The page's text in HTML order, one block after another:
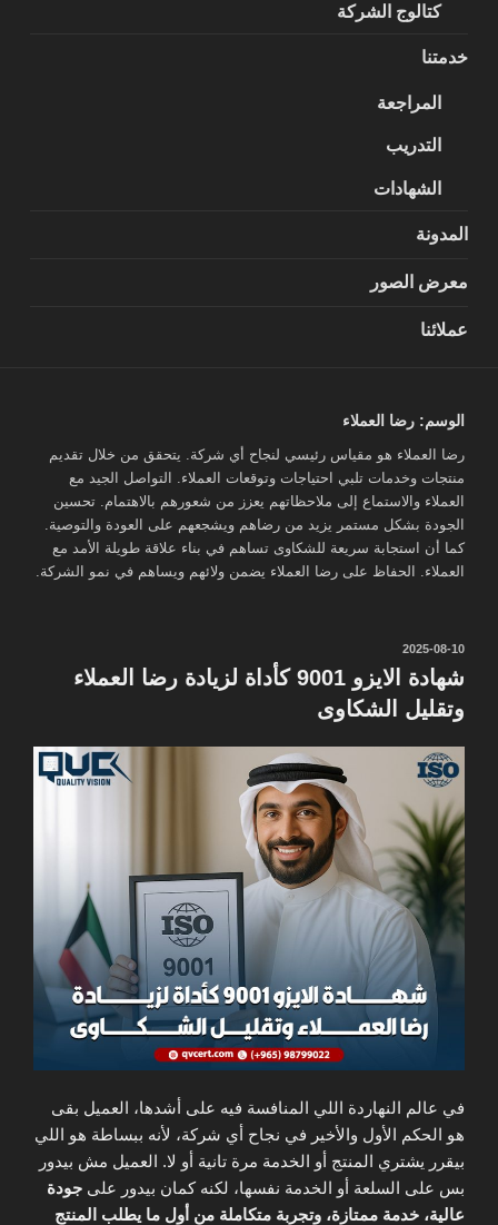
كتالوج الشركة
خدمتنا
المراجعة
التدريب
الشهادات
المدونة
معرض الصور
عملائنا
الوسم: رضا العملاء
رضا العملاء هو مقياس رئيسي لنجاح أي شركة. يتحقق من خلال تقديم
منتجات وخدمات تلبي احتياجات وتوقعات العملاء. التواصل الجيد مع
العملاء والاستماع إلى ملاحظاتهم يعزز من شعورهم بالاهتمام. تحسين
الجودة بشكل مستمر يزيد من رضاهم ويشجعهم على العودة والتوصية.
كما أن استجابة سريعة للشكاوى تساهم في بناء علاقة طويلة الأمد مع
العملاء. الحفاظ على رضا العملاء يضمن ولائهم ويساهم في نمو الشركة.
نُشر
2025-08-10
شهادة الايزو 9001 كأداة لزيادة رضا العملاء
وتقليل الشكاوى
في عالم النهاردة اللي المنافسة فيه على أشدها، العميل بقى
هو الحكم الأول والأخير في نجاح أي شركة، لأنه ببساطة هو اللي
بيقرر يشتري المنتج أو الخدمة مرة تانية أو لا. العميل مش بيدور
بس على السلعة أو الخدمة نفسها، لكنه كمان بيدور على جودة
عالية، خدمة ممتازة، وتجربة متكاملة من أول ما يطلب المنتج